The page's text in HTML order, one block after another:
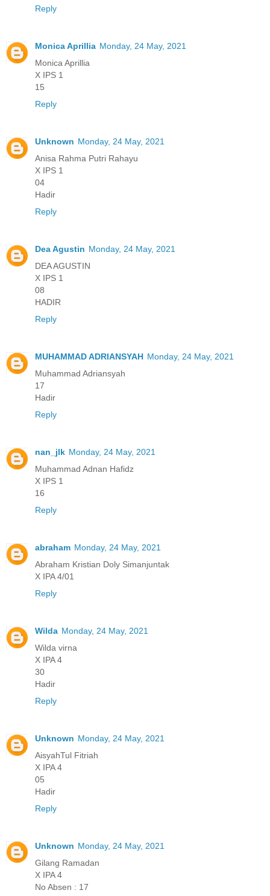
Reply
Monica Aprillia Monday, 24 May, 2021
Monica Aprillia
X IPS 1
15
Reply
Unknown Monday, 24 May, 2021
Anisa Rahma Putri Rahayu
X IPS 1
04
Hadir
Reply
Dea Agustin Monday, 24 May, 2021
DEA AGUSTIN
X IPS 1
08
HADIR
Reply
MUHAMMAD ADRIANSYAH Monday, 24 May, 2021
Muhammad Adriansyah
17
Hadir
Reply
nan_jlk Monday, 24 May, 2021
Muhammad Adnan Hafidz
X IPS 1
16
Reply
abraham Monday, 24 May, 2021
Abraham Kristian Doly Simanjuntak
X IPA 4/01
Reply
Wilda Monday, 24 May, 2021
Wilda virna
X IPA 4
30
Hadir
Reply
Unknown Monday, 24 May, 2021
AisyahTul Fitriah
X IPA 4
05
Hadir
Reply
Unknown Monday, 24 May, 2021
Gilang Ramadan
X IPA 4
No Absen : 17